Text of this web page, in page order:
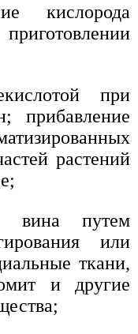
кислорода
при
прибавление
растений
вина путем
или
ткани,
и другие